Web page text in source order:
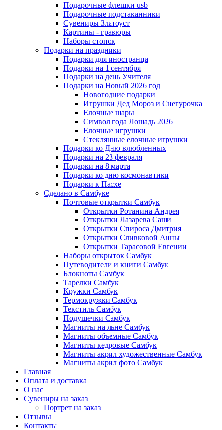
Подарочные флешки usb
Подарочные подстаканники
Сувениры Златоуст
Картины - гравюры
Наборы стопок
Подарки на праздники
Подарки для иностранца
Подарки на 1 сентября
Подарки на день Учителя
Подарки на Новый 2026 год
Новогодние подарки
Игрушки Дед Мороз и Снегурочка
Елочные шары
Символ года Лошадь 2026
Елочные игрушки
Стеклянные елочные игрушки
Подарки ко Дню влюбленных
Подарки на 23 февраля
Подарки на 8 марта
Подарки ко дню космонавтики
Подарки к Пасхе
Сделано в Самбуке
Почтовые открытки Самбук
Открытки Ротанина Андрея
Открытки Лазарева Саши
Открытки Спироса Дмитрия
Открытки Сливковой Анны
Открытки Тарасовой Евгении
Наборы открыток Самбук
Путеводители и книги Самбук
Блокноты Самбук
Тарелки Самбук
Кружки Самбук
Термокружки Самбук
Текстиль Самбук
Подушечки Самбук
Магниты на льне Самбук
Магниты объемные Самбук
Магниты кедровые Самбук
Магниты акрил художественные Самбук
Магниты акрил фото Самбук
Главная
Оплата и доставка
О нас
Сувениры на заказ
Портрет на заказ
Отзывы
Контакты